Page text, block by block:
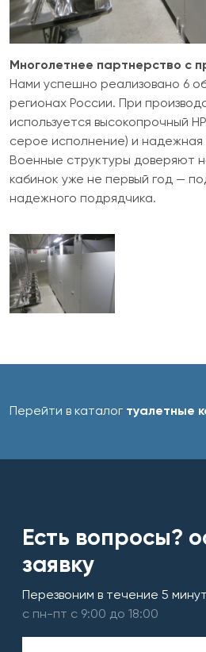
Многолетнее партнерство с
Нами успешно реализовано 6
регионах России. При
используется высокопрочный
серое исполнение) и
Военные структуры доверяют
кабинок уже не первый год —
надежного подрядчика.
Перейти в каталог туалетные
Есть вопросы?
заявку
Перезвоним в течение 5 минут
с пн-пт с 9:00 до 18:00